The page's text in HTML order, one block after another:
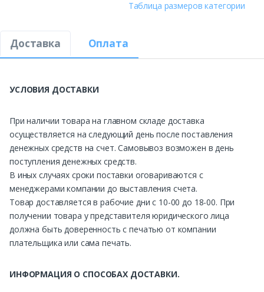
Таблица размеров категории
Доставка Оплата
УСЛОВИЯ ДОСТАВКИ
При наличии товара на главном складе доставка
осуществляется на следующий день после поставления
денежных средств на счет. Самовывоз возможен в день
поступления денежных средств.
В иных случаях сроки поставки оговариваются с
менеджерами компании до выставления счета.
Товар доставляется в рабочие дни с 10-00 до 18-00. При
получении товара у представителя юридического лица
должна быть доверенность с печатью от компании
плательщика или сама печать.
ИНФОРМАЦИЯ О СПОСОБАХ ДОСТАВКИ.